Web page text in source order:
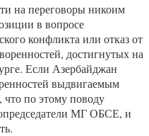
на переговоры никоим
в вопросе
конфликта или отказ от
достигнутых на
Если Азербайджан
выдвигаемым
что по этому поводу
МГ ОБСЕ, и